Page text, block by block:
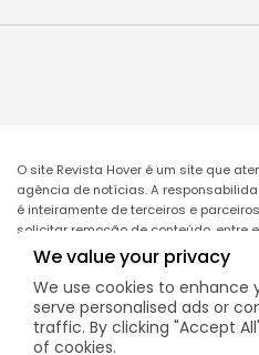
We value your privacy
We use cookies to enhance
serve personalised ads or
traffic. By clicking "Accept
of cookies.
O site Revista Hover é um site que
agência de notícias. A
é inteiramente de terceiros e
solicitar remoção de conteúdo, entre
o link da matéria a ser excluída no e-
remocao@mcomglobal.com